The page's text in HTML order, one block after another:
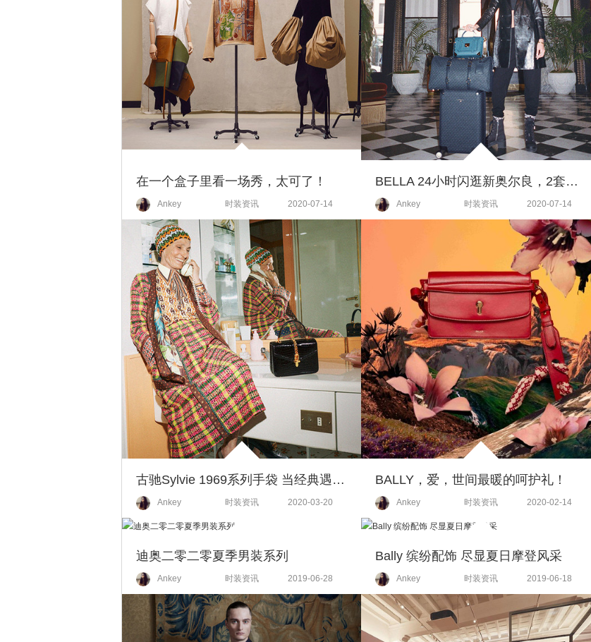
在一个盒子里看一场秀，太可了！
Ankey 时装资讯 2020-07-14
BELLA 24小时闪逛新奥尔良，2套衣服复古杀！
Ankey 时装资讯 2020-07-14
古驰Sylvie 1969系列手袋 当经典遇上摩登
Ankey 时装资讯 2020-03-20
BALLY，爱，世间最暖的呵护礼！
Ankey 时装资讯 2020-02-14
迪奥二零二零夏季男装系列
Ankey 时装资讯 2019-06-28
Bally 缤纷配饰 尽显夏日摩登风采
Ankey 时装资讯 2019-06-18